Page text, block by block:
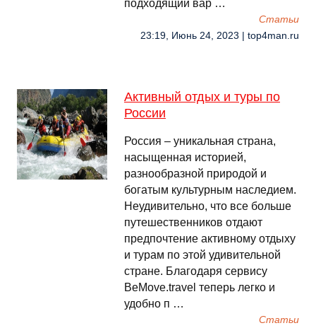
подходящий вар …
Cтатьи
23:19, Июнь 24, 2023 | top4man.ru
Активный отдых и туры по
России
Россия – уникальная страна,
насыщенная историей,
разнообразной природой и
богатым культурным наследием.
Неудивительно, что все больше
путешественников отдают
предпочтение активному отдыху
и турам по этой удивительной
стране. Благодаря сервису
BeMove.travel теперь легко и
удобно п …
Cтатьи